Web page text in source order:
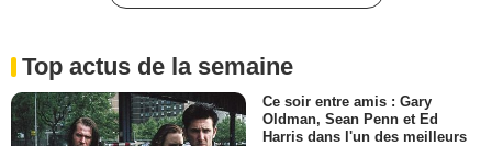
Top actus de la semaine
Ce soir entre amis : Gary
Oldman, Sean Penn et Ed
Harris dans l'un des meilleurs